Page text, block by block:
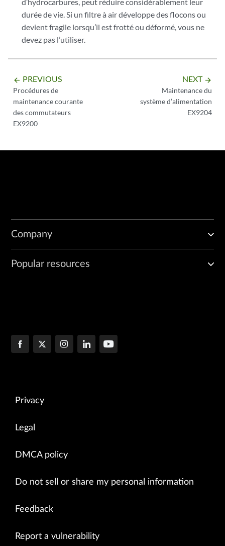
FPC 5 MQ 0 TSen                OK         41 degrees C /
FPC 5 MQ 0 Chip                OK         44 degrees C /
Fans  Top Rear Fan                   OK         Spinning at
Bottom Rear Fan                OK         Spinning at
Bottom Middle Fan              OK         Spinning at
durée de vie. Si un filtre à air développe des flocons ou
devient fragile lorsqu’il est frotté ou déformé, vous ne
devez pas l’utiliser.
arrow_backward PREVIOUS
Procédures de
maintenance courante
des commutateurs
EX9200
NEXT arrow_forward
Maintenance du
système d’alimentation
EX9204
Company
Popular resources
Privacy
Legal
DMCA policy
Do not sell or share my personal information
Feedback
Report a vulnerability